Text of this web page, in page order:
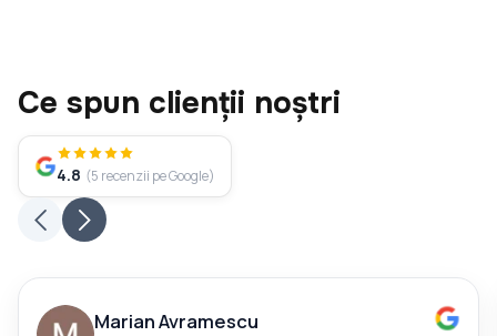
Ce spun clienții noștri
4.8 (5 recenzii pe Google)
Marian Avramescu